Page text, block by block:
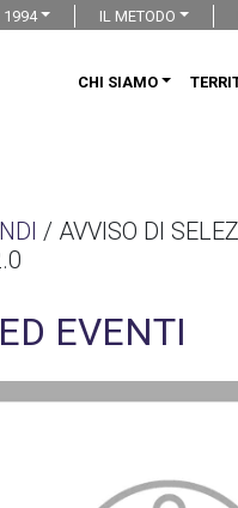
1994 IL METODO
CHI SIAMO
/ AVVISO DI
EVENTI